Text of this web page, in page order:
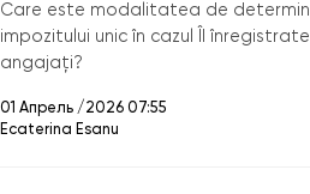
Care este modalitatea de
impozitului unic în cazul ÎI
angajați?
01 Апрель /2026 07:55
Ecaterina Esanu